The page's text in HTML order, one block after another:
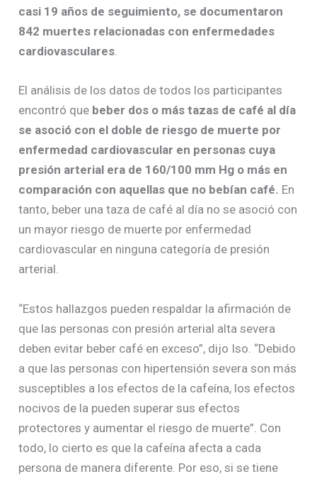
casi 19 años de seguimiento, se documentaron
842 muertes relacionadas con enfermedades
cardiovasculares.
El análisis de los datos de todos los participantes
encontró que beber dos o más tazas de café al día
se asoció con el doble de riesgo de muerte por
enfermedad cardiovascular en personas cuya
presión arterial era de 160/100 mm Hg o más en
comparación con aquellas que no bebían café. En
tanto, beber una taza de café al día no se asoció con
un mayor riesgo de muerte por enfermedad
cardiovascular en ninguna categoría de presión
arterial.
“Estos hallazgos pueden respaldar la afirmación de
que las personas con presión arterial alta severa
deben evitar beber café en exceso”, dijo Iso. “Debido
a que las personas con hipertensión severa son más
susceptibles a los efectos de la cafeína, los efectos
nocivos de la pueden superar sus efectos
protectores y aumentar el riesgo de muerte”. Con
todo, lo cierto es que la cafeína afecta a cada
persona de manera diferente. Por eso, si se tiene